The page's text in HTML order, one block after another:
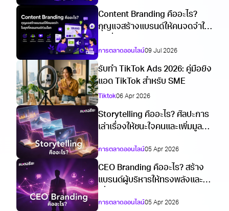
Content Branding คืออะไร?
กุญแจสร้างแบรนด์ให้คนจดจำใน
การตลาดออนไลน์09 Jul 2026
รับทำ TikTok Ads 2026: คู่มือยิง
แอด TikTok สำหรับ SME
Tiktok06 Apr 2026
Storytelling คืออะไร? ศิลปะการ
เล่าเรื่องให้ชนะใจคนและเพิ่มมูลค่า
การตลาดออนไลน์05 Apr 2026
CEO Branding คืออะไร? สร้าง
แบรนด์ผู้บริหารให้ทรงพลังและน่า
การตลาดออนไลน์05 Apr 2026